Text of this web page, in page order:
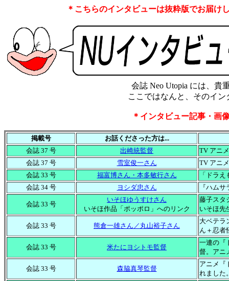
＊こちらのインタビューは抜粋版でお届け
会誌 Neo Utopia には、貴
ここではなんと、そのイ
＊インタビュー記事・画
掲載号
お話くださった方は...
会誌 37 号
出崎統監督
TV アニ
会誌 37 号
雪室俊一さん
TV アニ
会誌 33 号
福富博さん・本多敏行さん
「ドラ
会誌 34 号
ヨシダ忠さん 『ハム
会誌 33 号
いそほゆうすけさん
いそほ作品「ポッポロ」へのリンク
藤子スタ
いそほ先
会誌 33 号 熊倉一雄さん／丸山裕子さん
大ベテラ
ん＋忍者
会誌 33 号 米たにヨシトモ監督
一連の『
督。アニ
会誌 33 号 森脇真琴監督
アニメ『
れました